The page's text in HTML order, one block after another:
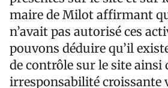
maire de Milot affirmant
n’avait pas autorisé ces
pouvons déduire qu’il
de contrôle sur le site ainsi
irresponsabilité croissante